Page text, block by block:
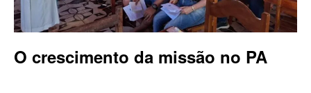
O crescimento da missão no PA